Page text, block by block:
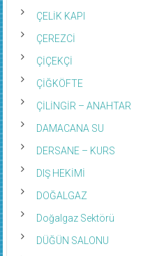
ÇELİK KAPI
ÇEREZCİ
ÇİÇEKÇİ
ÇİĞKÖFTE
ÇİLİNGİR – ANAHTAR
DAMACANA SU
DERSANE – KURS
DIŞ HEKİMİ
DOĞALGAZ
Doğalgaz Sektörü
DÜĞÜN SALONU